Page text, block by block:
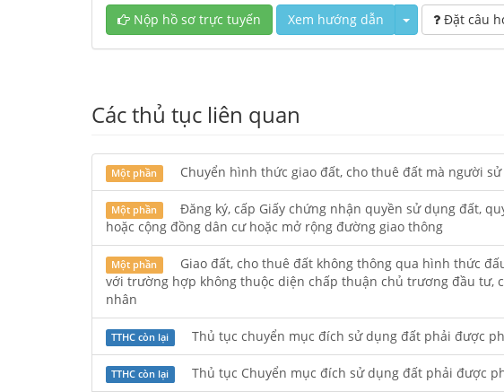
Nộp hồ sơ trực tuyến Xem hướng dẫn Đặt câu
Các thủ tục liên quan
Một phần Chuyển hình thức giao đất, cho thuê đất mà người
Một phần
Đăng ký, cấp Giấy chứng nhận quyền sử dụng đất,
hoặc cộng đồng dân cư hoặc mở rộng đường giao thông
Một phần
Giao đất, cho thuê đất không thông qua hình thức
với trường hợp không thuộc diện chấp thuận chủ trương đầu tư,
nhân
TTHC còn lại Thủ tục chuyển mục đích sử dụng đất phải được
TTHC còn lại Thủ tục Chuyển mục đích sử dụng đất phải được